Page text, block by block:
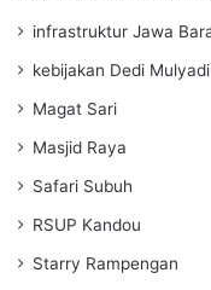
infrastruktur Jawa
kebijakan Dedi Mulyadi
Magat Sari
Masjid Raya
Safari Subuh
RSUP Kandou
Starry Rampengan